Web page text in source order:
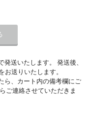
送いたします。 発送後、
お送りいたします。
ら、カート内の備考欄にご
ご連絡させていただきま